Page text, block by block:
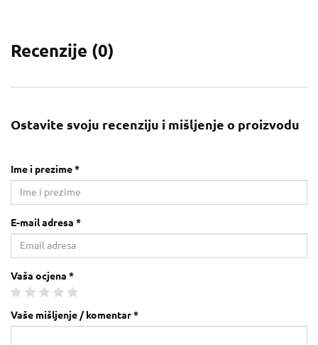
Recenzije (0)
Ostavite svoju recenziju i mišljenje o proizvodu
Ime i prezime *
E-mail adresa *
Vaša ocjena *
Vaše mišljenje / komentar *